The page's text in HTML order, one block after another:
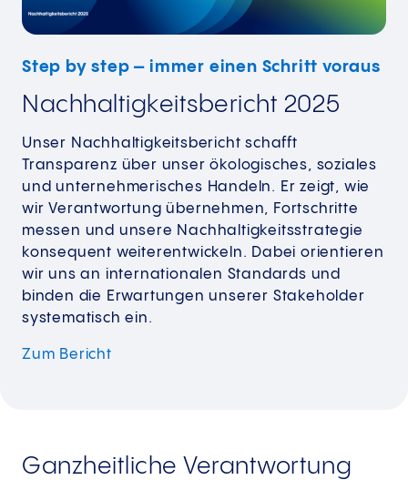
Step by step – immer einen Schritt voraus
Nachhaltigkeitsbericht 2025
Unser Nachhaltigkeitsbericht schafft
Transparenz über unser ökologisches, soziales
und unternehmerisches Handeln. Er zeigt, wie
wir Verantwortung übernehmen, Fortschritte
messen und unsere Nachhaltigkeitsstrategie
konsequent weiterentwickeln. Dabei orientieren
wir uns an internationalen Standards und
binden die Erwartungen unserer Stakeholder
systematisch ein.
Zum Bericht
Ganzheitliche Verantwortung